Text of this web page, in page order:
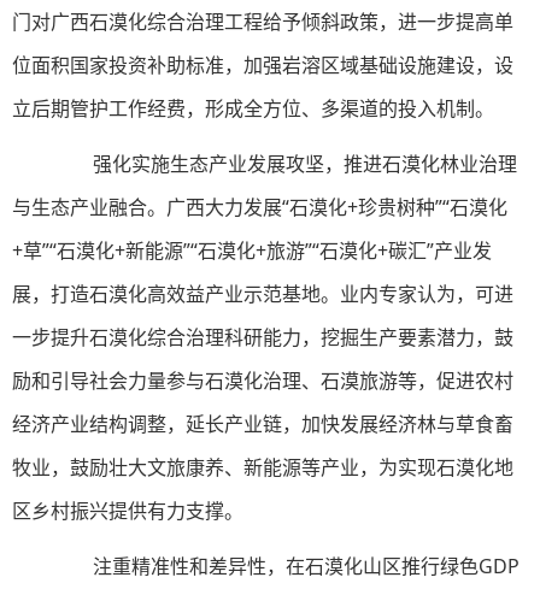
门对广西石漠化综合治理工程给予倾斜政策，进一步提高单
位面积国家投资补助标准，加强岩溶区域基础设施建设，设
立后期管护工作经费，形成全方位、多渠道的投入机制。
强化实施生态产业发展攻坚，推进石漠化林业治理
与生态产业融合。广西大力发展“石漠化+珍贵树种”“石漠化
+草”“石漠化+新能源”“石漠化+旅游”“石漠化+碳汇”产业发
展，打造石漠化高效益产业示范基地。业内专家认为，可进
一步提升石漠化综合治理科研能力，挖掘生产要素潜力，鼓
励和引导社会力量参与石漠化治理、石漠旅游等，促进农村
经济产业结构调整，延长产业链，加快发展经济林与草食畜
牧业，鼓励壮大文旅康养、新能源等产业，为实现石漠化地
区乡村振兴提供有力支撑。
注重精准性和差异性，在石漠化山区推行绿色GDP